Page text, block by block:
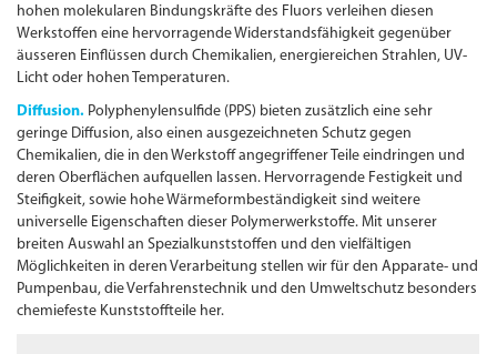
hohen molekularen Bindungs­kräfte des Fluors verleihen diesen
Werkstoffen eine hervorragende Widerstandsfähigkeit gegenüber
äusseren Einflüssen durch Chemikalien, energiereichen Strahlen, UV-
Licht oder hohen Temperaturen.
Diffusion. Polyphenylensulfide (PPS) bieten zusätzlich eine sehr
geringe Diffusion, also einen ausgezeichneten Schutz gegen
Chemikalien, die in den Werkstoff angegriffener Teile eindringen und
deren Oberflächen aufquellen lassen. Hervorragende Festigkeit und
Steifigkeit, sowie hohe Wärmeform­beständigkeit sind weitere
universelle Eigenschaften dieser Polymerwerkstoffe. Mit unserer
breiten Auswahl an Spezialkunststoffen und den vielfältigen
Möglichkeiten in deren Verarbeitung stellen wir für den Apparate- und
Pumpenbau, die Verfahrenstechnik und den Umweltschutz besonders
chemiefeste Kunststoffteile her.